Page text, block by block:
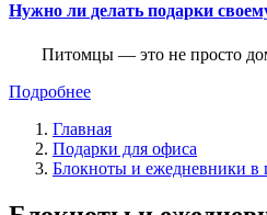
Нужно ли делать подарки
Питомцы — это не просто
Подробнее
Главная
Подарки для офиса
Блокноты и ежедневники в